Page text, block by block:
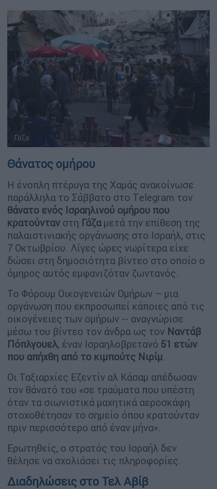
Γάζα
Θάνατος ομήρου
Η ένοπλη πτέρυγα της Χαμάς ανακοίνωσε
παράλληλα το Σάββατο στο Τelegram τον
θάνατο ενός Ισραηλινού ομήρου που
κρατούνταν στη Γάζαμετά την επίθεση της
παλαιστινιακής οργάνωσης στο Ισραήλ, στις
7 Οκτωβρίου. Λίγες ώρες νωρίτερα είχε
δώσει στη δημοσιότητα βίντεο στο οποίο ο
όμηρος αυτός εμφανιζόταν ζωντανός.
Το Φόρουμ Οικογενειών Ομήρων – μια
οργάνωση που εκπροσωπεί κάποιες από τις
οικογένειες των ομήρων -- αναγνώρισε
μέσω του βίντεο τον άνδρα ως τον Ναντάβ
Πόπλγουελ, έναν Ισραηλοβρετανό 51 ετών
που απήχθη από το κιμπούτς Νιρίμ.
Οι Ταξιαρχίες Εζεντίν αλ Κάσαμ απέδωσαν
τον θάνατό του «σε τραύματα που υπέστη
όταν τα σιωνιστικά μαχητικά αεροσκάφη
στοχοθέτησαν το σημείο όπου κρατούνταν
πριν περισσότερο από έναν μήνα».
Ερωτηθείς, ο στρατός του Ισραήλ δεν
θέλησε να σχολιάσει τις πληροφορίες.
Διαδηλώσεις στο Τελ Αβίβ